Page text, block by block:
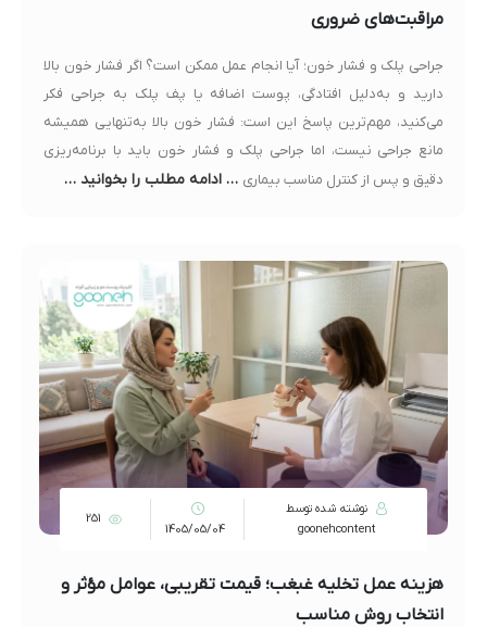
مراقبت‌های ضروری
جراحی پلک و فشار خون؛ آیا انجام عمل ممکن است؟ اگر فشار خون بالا
دارید و به‌دلیل افتادگی، پوست اضافه یا پف پلک به جراحی فکر
می‌کنید، مهم‌ترین پاسخ این است: فشار خون بالا به‌تنهایی همیشه
مانع جراحی نیست، اما جراحی پلک و فشار خون باید با برنامه‌ریزی
دقیق و پس از کنترل مناسب بیماری … ادامه مطلب را بخوانید …
نوشته شده توسط
goonehcontent
1405/05/04
251
هزینه عمل تخلیه غبغب؛ قیمت تقریبی، عوامل مؤثر و
انتخاب روش مناسب